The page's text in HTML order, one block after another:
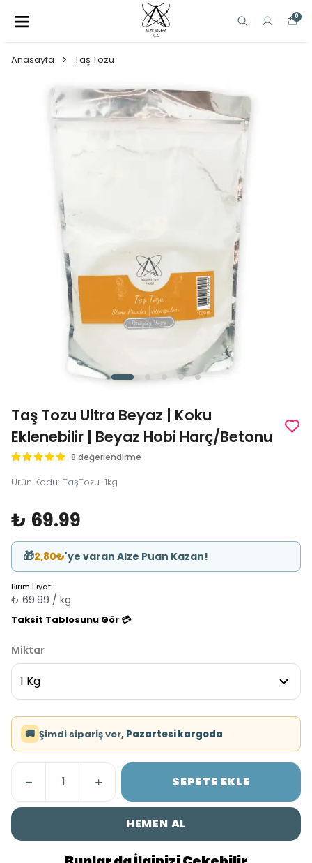
0
Anasayfa Taş Tozu
Taş Tozu Ultra Beyaz | Koku
Eklenebilir | Beyaz Hobi Harç/Betonu
8 değerlendirme
Ürün Kodu: TaşTozu-1kg
₺ 69.99
🎁2,80₺'ye varan Alze Puan Kazan!
Birim Fiyat:
₺ 69.99 / kg
Taksit Tablosunu Gör 💳
Miktar
🚚 Şimdi sipariş ver, Pazartesi kargoda
SEPETE EKLE
HEMEN AL